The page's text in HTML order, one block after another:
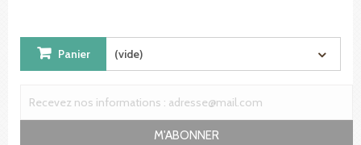
Panier (vide)
M'ABONNER